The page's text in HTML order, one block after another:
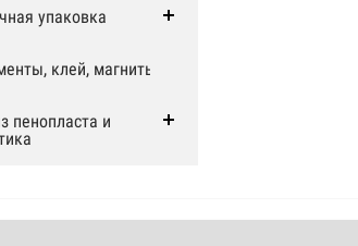
упаковка
клей, магниты
пенопласта и